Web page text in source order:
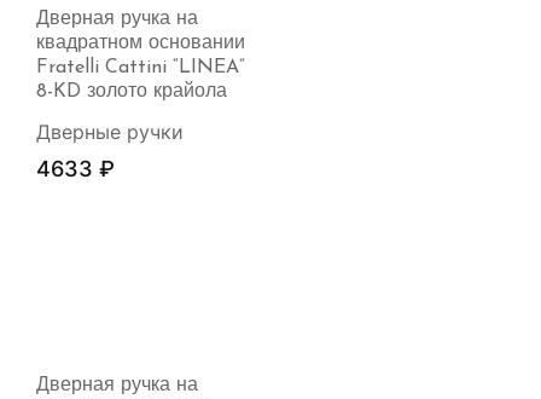
Дверная ручка на
квадратном основании
Fratelli Cattini “LINEA”
8-KD золото крайола
Дверные ручки
4633 ₽
Дверная ручка на